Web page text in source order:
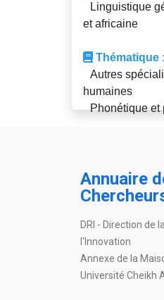
Linguistique
et africaine
Thématique :
Autres
humaines
Phonétique et
Annuaire
DRI - Direction de
l'Innovation
Annexe de la
Université Cheikh